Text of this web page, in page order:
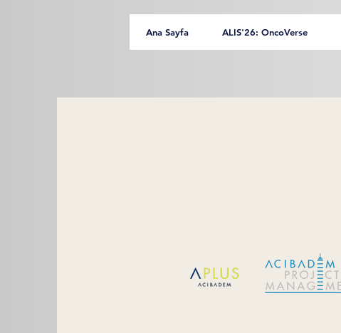
Ana Sayfa ALIS'26: OncoVerse